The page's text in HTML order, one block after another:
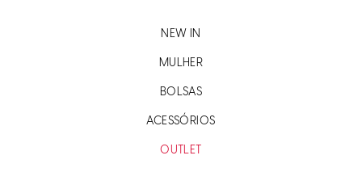
NEW IN
MULHER
BOLSAS
ACESSÓRIOS
OUTLET